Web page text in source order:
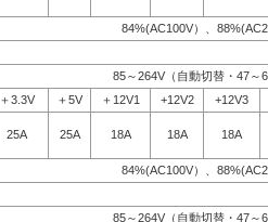
84%(AC100V）、
85～264V（自動切替・47～
＋3.3V ＋5V ＋12V1 +12V2 +12V3
25A
25A 18A 18A 18A
84%(AC100V）、
85～264V（自動切替・47～